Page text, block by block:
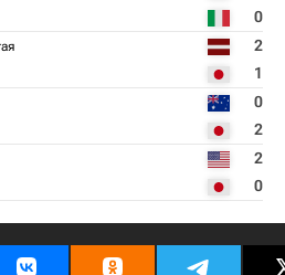
0
2
1
0
2
2
0